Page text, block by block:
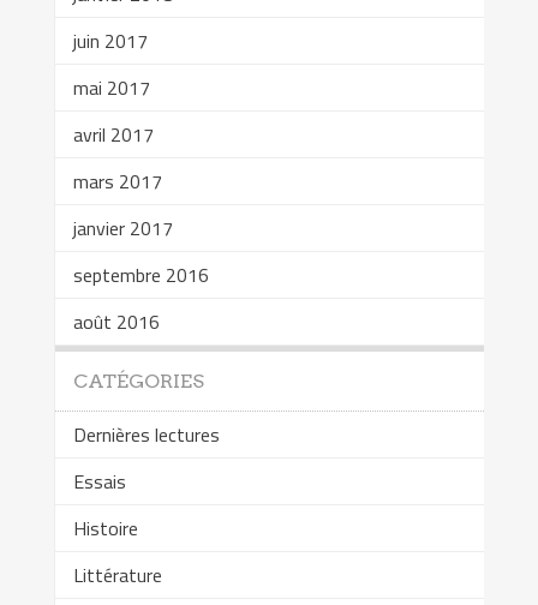
juin 2017
mai 2017
avril 2017
mars 2017
janvier 2017
septembre 2016
août 2016
CATÉGORIES
Dernières lectures
Essais
Histoire
Littérature